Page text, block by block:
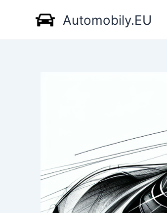
Automobily.EU